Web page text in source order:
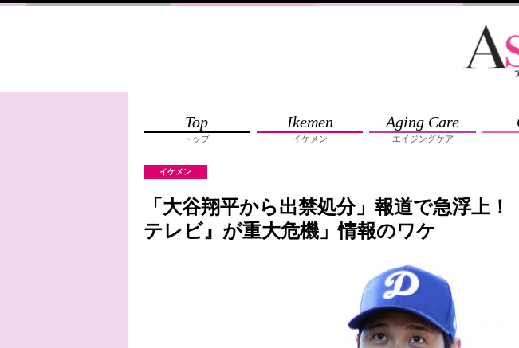
Top
トップ
Ikemen
イケメン
Aging Care
エイジングケア
イケメン
「大谷翔平から出禁処分」報道で急浮上！
テレビ』が重大危機」情報のワケ